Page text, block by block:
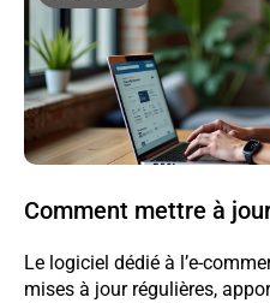
Comment mettre à
Le logiciel dédié à l’e-
mises à jour régulières,